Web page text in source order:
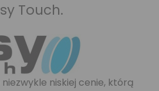
Touch.
niezwykle niskiej cenie, którą